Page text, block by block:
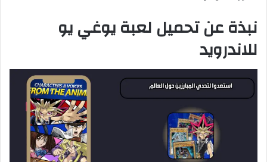
نبذة عن تحميل لعبة يوغي يو
للاندرويد